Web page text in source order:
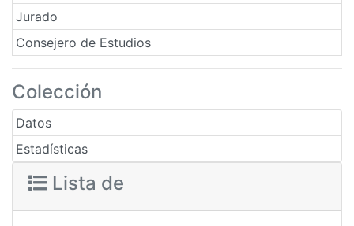
Jurado
Consejero de Estudios
Colección
Datos
Estadísticas
Lista de